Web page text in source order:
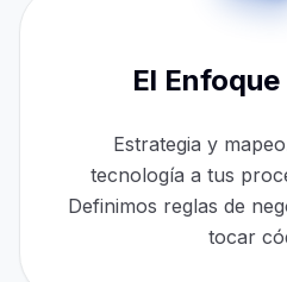
El
Estrategia y
tecnología a tus
Definimos reglas de
tocar